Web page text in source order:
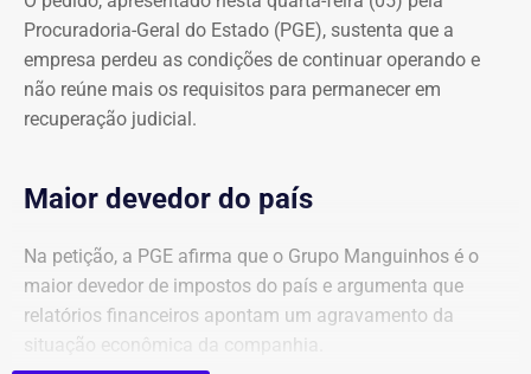
Procuradoria-Geral do Estado (PGE), sustenta que a
empresa perdeu as condições de continuar operando e
não reúne mais os requisitos para permanecer em
recuperação judicial.
Maior devedor do país
Na petição, a PGE afirma que o Grupo Manguinhos é o
maior devedor de impostos do país e argumenta que
relatórios financeiros apontam um agravamento da
situação econômica da companhia.